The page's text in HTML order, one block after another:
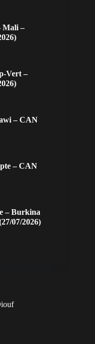
Mali –
Vert –
– CAN
– CAN
– Burkina
07/2026)